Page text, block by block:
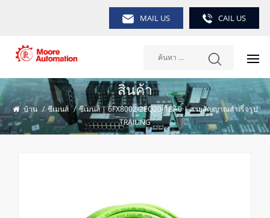
MAIL US CAIL US
สินค้า
บ้าน / ซีเมนส์ / ซีเมนส์ | 6FX8002-2EQ20-1BA0 | สายสัญญาณสำเร็จรูป
TRAILING